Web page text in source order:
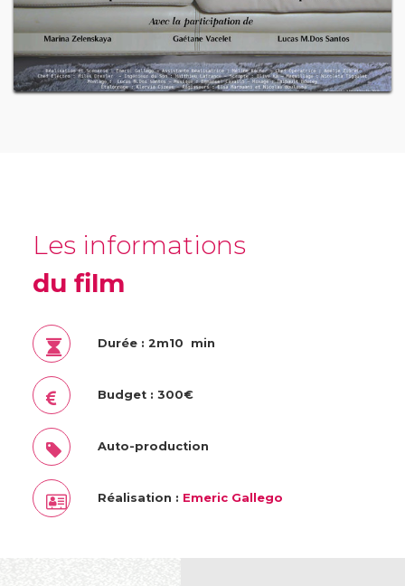
Les informations
du film
Durée : 2m10 min
Budget : 300€
Auto-production
Réalisation : Emeric Gallego